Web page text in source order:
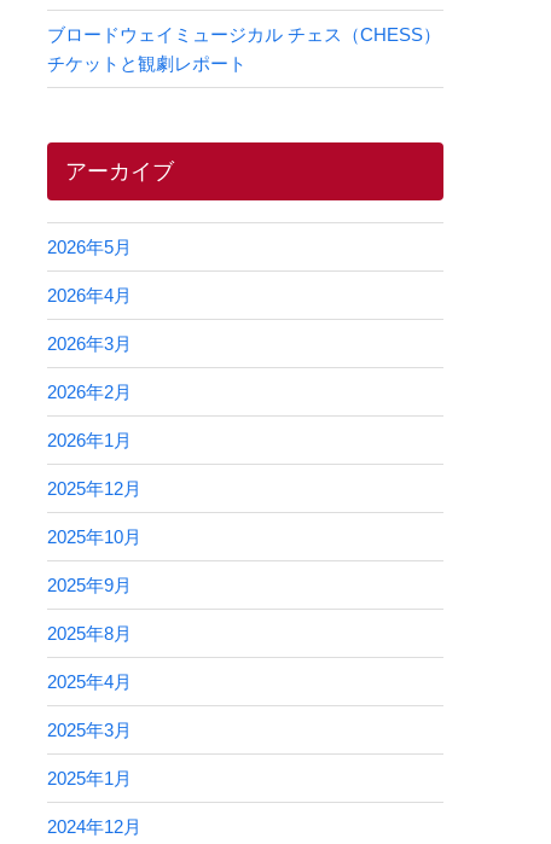
ブロードウェイミュージカル チェス（CHESS）
チケットと観劇レポート
アーカイブ
2026年5月
2026年4月
2026年3月
2026年2月
2026年1月
2025年12月
2025年10月
2025年9月
2025年8月
2025年4月
2025年3月
2025年1月
2024年12月